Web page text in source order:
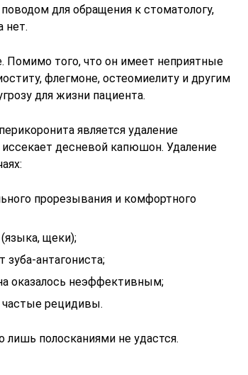
для обращения к стоматологу,
нет.
Помимо того, что он имеет неприятные
флегмоне, остеомиелиту и другим
для жизни пациента.
является удаление
десневой капюшон. Удаление
прорезывания и комфортного
щеки);
антагониста;
оказалось неэффективным;
частые рецидивы.
лишь полосканиями не удастся.